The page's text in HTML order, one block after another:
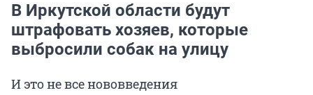
В Иркутской области будут
штрафовать хозяев, которые
выбросили собак на улицу
И это не все нововведения